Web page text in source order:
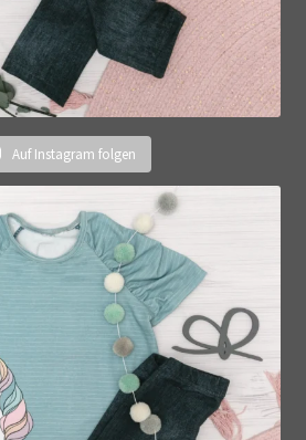
Auf Instagram folgen